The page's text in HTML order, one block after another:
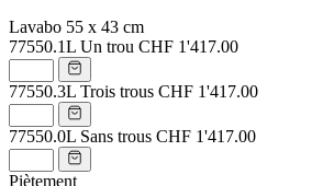
Lavabo 55 x 43 cm
77550.1L Un trou CHF 1'417.00
77550.3L Trois trous CHF 1'417.00
77550.0L Sans trous CHF 1'417.00
Piètement